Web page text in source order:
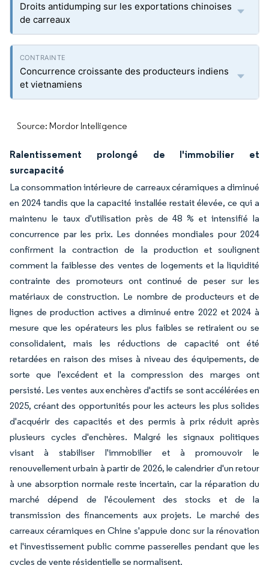
Droits antidumping sur les exportations chinoises
de carreaux
Concurrence croissante des producteurs indiens
et vietnamiens
Source: Mordor Intelligence
Ralentissement prolongé de l'immobilier et
surcapacité
La consommation intérieure de carreaux céramiques a diminué
en 2024 tandis que la capacité installée restait élevée, ce qui a
maintenu le taux d'utilisation près de 48 % et intensifié la
concurrence par les prix. Les données mondiales pour 2024
confirment la contraction de la production et soulignent
comment la faiblesse des ventes de logements et la liquidité
contrainte des promoteurs ont continué de peser sur les
matériaux de construction. Le nombre de producteurs et de
lignes de production actives a diminué entre 2022 et 2024 à
mesure que les opérateurs les plus faibles se retiraient ou se
consolidaient, mais les réductions de capacité ont été
retardées en raison des mises à niveau des équipements, de
sorte que l'excédent et la compression des marges ont
persisté. Les ventes aux enchères d'actifs se sont accélérées en
2025, créant des opportunités pour les acteurs les plus solides
d'acquérir des capacités et des permis à prix réduit après
plusieurs cycles d'enchères. Malgré les signaux politiques
visant à stabiliser l'immobilier et à promouvoir le
renouvellement urbain à partir de 2026, le calendrier d'un retour
à une absorption normale reste incertain, car la réparation du
marché dépend de l'écoulement des stocks et de la
transmission des financements aux projets. Le marché des
carreaux céramiques en Chine s'appuie donc sur la rénovation
et l'investissement public comme passerelles pendant que les
cycles de vente résidentielle se normalisent.